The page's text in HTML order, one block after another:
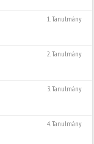
1. Tanulmány
2. Tanulmány
3. Tanulmány
4. Tanulmány